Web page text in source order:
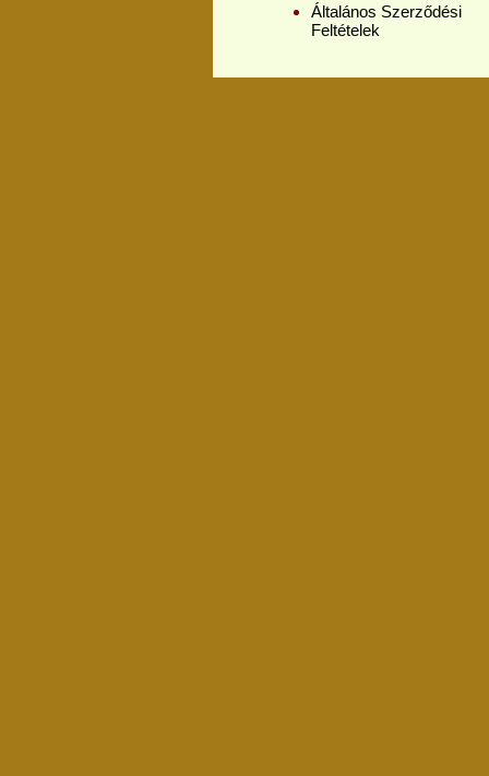
Általános Szerződési
Feltételek